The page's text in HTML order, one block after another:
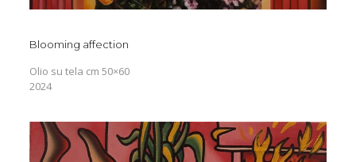
Blooming affection
Olio su tela cm 50×60
2024